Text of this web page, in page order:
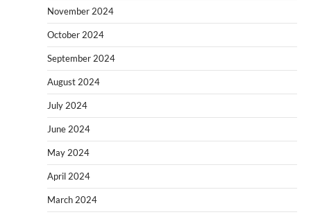
November 2024
October 2024
September 2024
August 2024
July 2024
June 2024
May 2024
April 2024
March 2024